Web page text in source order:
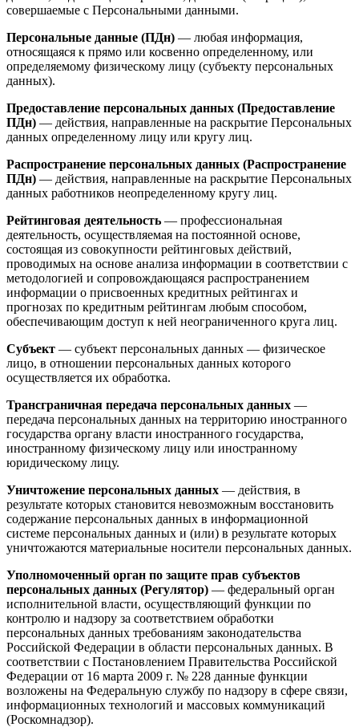
совершаемые с Персональными данными.
Персональные данные (ПДн) — любая информация,
относящаяся к прямо или косвенно определенному, или
определяемому физическому лицу (субъекту персональных
данных).
Предоставление персональных данных (Предоставление
ПДн) — действия, направленные на раскрытие Персональных
данных определенному лицу или кругу лиц.
Распространение персональных данных (Распространение
ПДн) — действия, направленные на раскрытие Персональных
данных работников неопределенному кругу лиц.
Рейтинговая деятельность — профессиональная
деятельность, осуществляемая на постоянной основе,
состоящая из совокупности рейтинговых действий,
проводимых на основе анализа информации в соответствии с
методологией и сопровождающаяся распространением
информации о присвоенных кредитных рейтингах и
прогнозах по кредитным рейтингам любым способом,
обеспечивающим доступ к ней неограниченного круга лиц.
Субъект — субъект персональных данных — физическое
лицо, в отношении персональных данных которого
осуществляется их обработка.
Трансграничная передача персональных данных —
передача персональных данных на территорию иностранного
государства органу власти иностранного государства,
иностранному физическому лицу или иностранному
юридическому лицу.
Уничтожение персональных данных — действия, в
результате которых становится невозможным восстановить
содержание персональных данных в информационной
системе персональных данных и (или) в результате которых
уничтожаются материальные носители персональных данных.
Уполномоченный орган по защите прав субъектов
персональных данных (Регулятор) — федеральный орган
исполнительной власти, осуществляющий функции по
контролю и надзору за соответствием обработки
персональных данных требованиям законодательства
Российской Федерации в области персональных данных. В
соответствии с Постановлением Правительства Российской
Федерации от 16 марта 2009 г. № 228 данные функции
возложены на Федеральную службу по надзору в сфере связи,
информационных технологий и массовых коммуникаций
(Роскомнадзор).